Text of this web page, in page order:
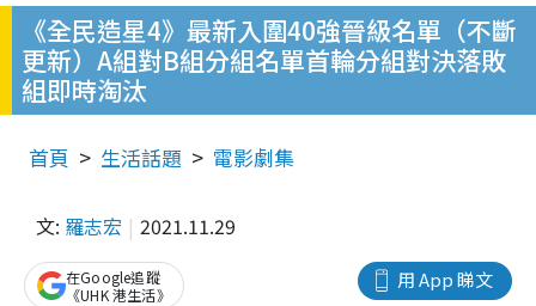
《全民造星4》最新入圍40強晉級名單（不斷
更新）A組對B組分組名單首輪分組對決落敗
組即時淘汰
首頁 生活話題 電影劇集
文: 羅志宏 2021.11.29
用 App 睇文
在Google追蹤
《UHK 港生活》